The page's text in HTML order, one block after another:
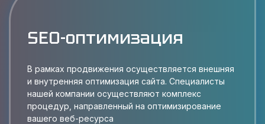
SEO-оптимизация
В рамках продвижения осуществляется внешняя
и внутренняя оптимизация сайта. Специалисты
нашей компании осуществляют комплекс
процедур, направленный на оптимизирование
вашего веб-ресурса